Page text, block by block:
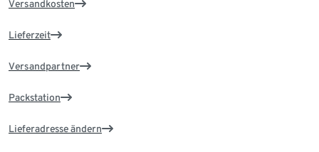
Versandkosten
Lieferzeit
Versandpartner
Packstation
Lieferadresse ändern